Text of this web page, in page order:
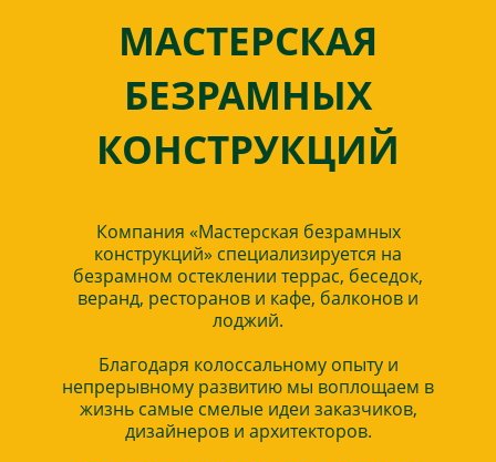
МАСТЕРСКАЯ
БЕЗРАМНЫХ
КОНСТРУКЦИЙ
Компания «Мастерская безрамных
конструкций» специализируется на
безрамном остеклении террас, беседок,
веранд, ресторанов и кафе, балконов и
лоджий.
Благодаря колоссальному опыту и
непрерывному развитию мы воплощаем в
жизнь самые смелые идеи заказчиков,
дизайнеров и архитекторов.